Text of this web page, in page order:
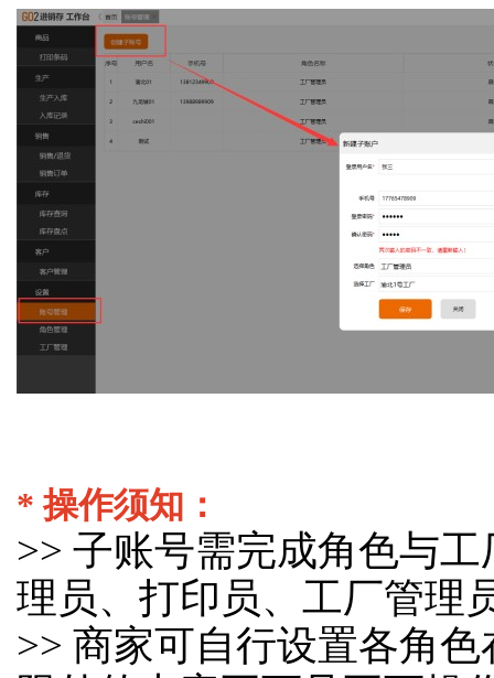
* 操作须知：
>> 子账号需完成角色与
理员、打印员、工厂管理
>> 商家可自行设置各角